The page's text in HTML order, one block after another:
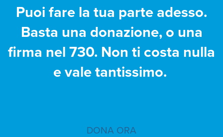
Puoi fare la tua parte adesso.
Basta una donazione, o una
firma nel 730. Non ti costa nulla
e vale tantissimo.
DONA ORA